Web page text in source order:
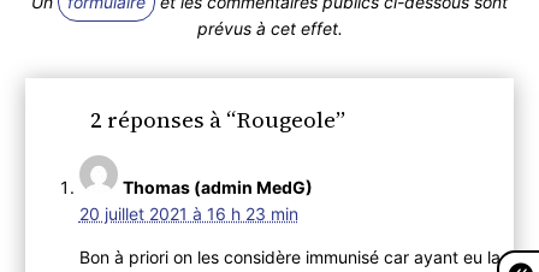
prévus à cet effet.
2 réponses à “Rougeole”
Thomas (admin MedG)
20 juillet 2021 à 16 h 23 min
Bon à priori on les considère immunisé car ayant eu la